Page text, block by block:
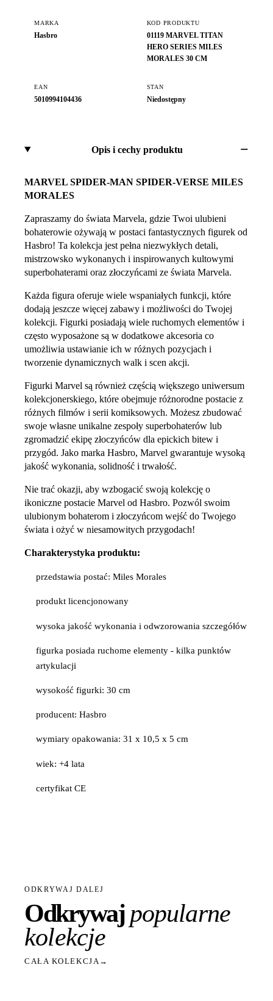
MARKA
Hasbro
KOD PRODUKTU
01119 MARVEL TITAN
HERO SERIES MILES
MORALES 30 CM
EAN
5010994104436
STAN
Niedostępny
Opis i cechy produktu
MARVEL SPIDER-MAN SPIDER-VERSE MILES
MORALES
Zapraszamy do świata Marvela, gdzie Twoi ulubieni
bohaterowie ożywają w postaci fantastycznych figurek od
Hasbro! Ta kolekcja jest pełna niezwykłych detali,
mistrzowsko wykonanych i inspirowanych kultowymi
superbohaterami oraz złoczyńcami ze świata Marvela.
Każda figura oferuje wiele wspaniałych funkcji, które
dodają jeszcze więcej zabawy i możliwości do Twojej
kolekcji. Figurki posiadają wiele ruchomych elementów i
często wyposażone są w dodatkowe akcesoria co
umożliwia ustawianie ich w różnych pozycjach i
tworzenie dynamicznych walk i scen akcji.
Figurki Marvel są również częścią większego uniwersum
kolekcjonerskiego, które obejmuje różnorodne postacie z
różnych filmów i serii komiksowych. Możesz zbudować
swoje własne unikalne zespoły superbohaterów lub
zgromadzić ekipę złoczyńców dla epickich bitew i
przygód. Jako marka Hasbro, Marvel gwarantuje wysoką
jakość wykonania, solidność i trwałość.
Nie trać okazji, aby wzbogacić swoją kolekcję o
ikoniczne postacie Marvel od Hasbro. Pozwól swoim
ulubionym bohaterom i złoczyńcom wejść do Twojego
świata i ożyć w niesamowitych przygodach!
Charakterystyka produktu:
przedstawia postać: Miles Morales
produkt licencjonowany
wysoka jakość wykonania i odwzorowania szczegółów
figurka posiada ruchome elementy - kilka punktów
artykulacji
wysokość figurki: 30 cm
producent: Hasbro
wymiary opakowania: 31 x 10,5 x 5 cm
wiek: +4 lata
certyfikat CE
ODKRYWAJ DALEJ
Odkrywajpopularne
kolekcje
CAŁA KOLEKCJA →